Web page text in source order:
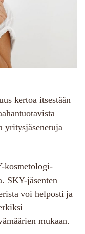
kertoa itsestään
yritysjäsenetuja
kosmetologi-
SKY-jäsenten
voi helposti ja
mukaan.